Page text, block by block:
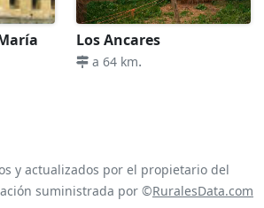
Los Ancares
a 64 km.
y actualizados por el propietario del
suministrada por ©RuralesData.com